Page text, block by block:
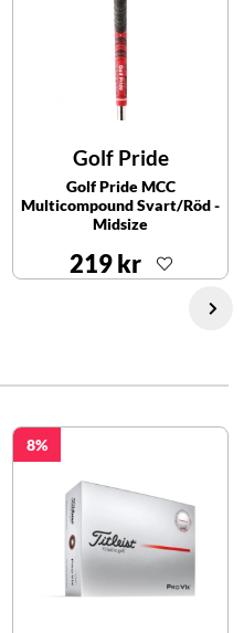
Golf Pride
Golf Pride MCC
Multicompound Svart/Röd -
Midsize
219 kr
8